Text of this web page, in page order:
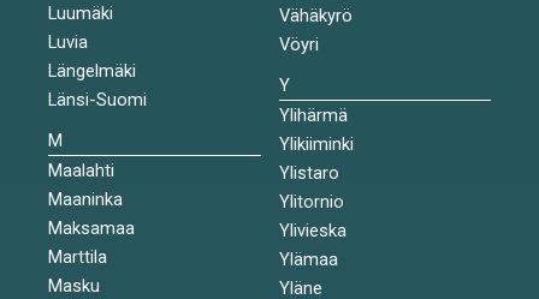
Luumäki
Luvia
Längelmäki
Länsi-Suomi
M
Maalahti
Maaninka
Maksamaa
Marttila
Masku
Vähäkyrö
Vöyri
Y
Ylihärmä
Ylikiiminki
Ylistaro
Ylitornio
Ylivieska
Ylämaa
Yläne